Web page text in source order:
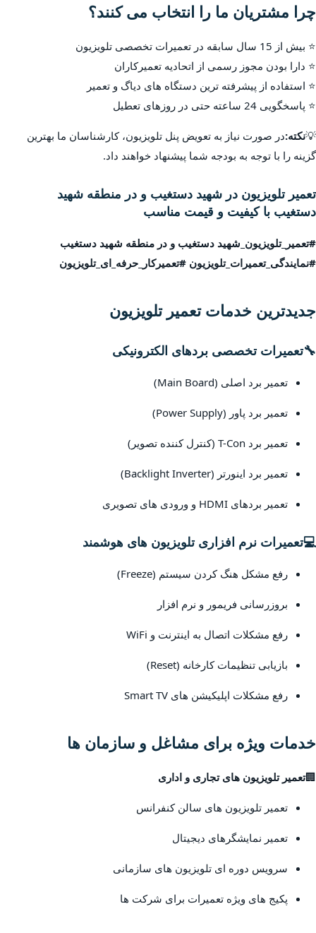
چرا مشتریان ما را انتخاب می کنند؟
⭐ بیش از 15 سال سابقه در تعمیرات تخصصی تلویزیون
⭐ دارا بودن مجوز رسمی از اتحادیه تعمیرکاران
⭐ استفاده از پیشرفته ترین دستگاه های دیاگ و تعمیر
⭐ پاسخگویی 24 ساعته حتی در روزهای تعطیل
💡نکته:در صورت نیاز به تعویض پنل تلویزیون، کارشناسان ما بهترین
گزینه را با توجه به بودجه شما پیشنهاد خواهند داد.
تعمیر تلویزیون در شهید دستغیب و در منطقه شهید
دستغیب با کیفیت و قیمت مناسب
#تعمیر_تلویزیون_شهید دستغیب و در منطقه شهید دستغیب
#نمایندگی_تعمیرات_تلویزیون #تعمیرکار_حرفه_ای_تلویزیون
جدیدترین خدمات تعمیر تلویزیون
🔧تعمیرات تخصصی بردهای الکترونیکی
تعمیر برد اصلی (Main Board)
تعمیر برد پاور (Power Supply)
تعمیر برد T-Con (کنترل کننده تصویر)
تعمیر برد اینورتر (Backlight Inverter)
تعمیر بردهای HDMI و ورودی های تصویری
💻تعمیرات نرم افزاری تلویزیون های هوشمند
رفع مشکل هنگ کردن سیستم (Freeze)
بروزرسانی فریمور و نرم افزار
رفع مشکلات اتصال به اینترنت و WiFi
بازیابی تنظیمات کارخانه (Reset)
رفع مشکلات اپلیکیشن های Smart TV
خدمات ویژه برای مشاغل و سازمان ها
🏢تعمیر تلویزیون های تجاری و اداری
تعمیر تلویزیون های سالن کنفرانس
تعمیر نمایشگرهای دیجیتال
سرویس دوره ای تلویزیون های سازمانی
پکیج های ویژه تعمیرات برای شرکت ها